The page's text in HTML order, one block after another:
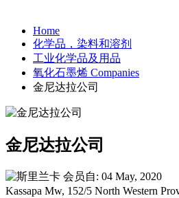
Home
化学品，染料和溶剂
工业化学品及用品
氧化石墨烯 Companies
金尼达拉公司
金尼达拉公司
会员自: 04 May, 2020
Kassapa Mw, 152/5 North Western